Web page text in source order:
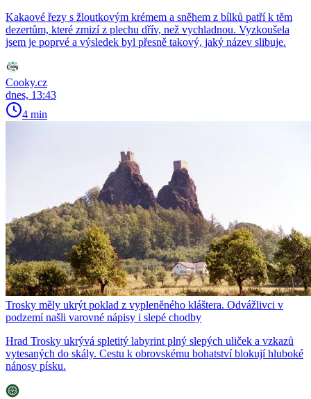
Kakaové řezy s žloutkovým krémem a sněhem z bílků patří k těm
dezertům, které zmizí z plechu dřív, než vychladnou. Vyzkoušela
jsem je poprvé a výsledek byl přesně takový, jaký název slibuje.
Cooky.cz
dnes, 13:43
4 min
Trosky měly ukrýt poklad z vypleněného kláštera. Odvážlivci v
podzemí našli varovné nápisy i slepé chodby
Hrad Trosky ukrývá spletitý labyrint plný slepých uliček a vzkazů
vytesaných do skály. Cestu k obrovskému bohatství blokují hluboké
nánosy písku.